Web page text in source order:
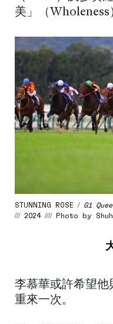
美」（Wholeness
STUNNING ROSE / G1
/// 2024 //// Photo by
李慕華或許希望他
重來一次。